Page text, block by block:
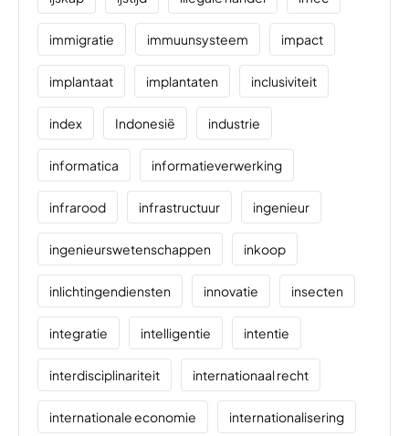
immigratie immuunsysteem impact
implantaat implantaten inclusiviteit
index Indonesië industrie
informatica informatieverwerking
infrarood infrastructuur ingenieur
ingenieurswetenschappen inkoop
inlichtingendiensten innovatie insecten
integratie intelligentie intentie
interdisciplinariteit internationaal recht
internationale economie internationalisering